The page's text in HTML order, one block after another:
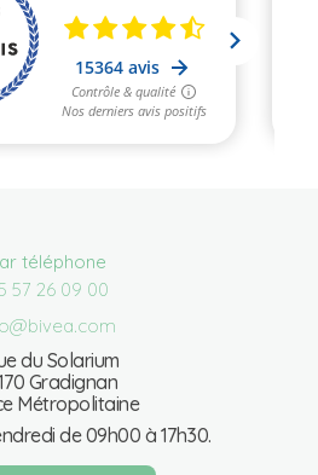
téléphone
57 26 09 00
du Solarium
Gradignan
Métropolitaine
de 09h00 à 17h30.